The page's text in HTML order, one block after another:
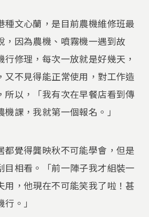
種文心蘭，是目前農機維修班最
，因為農機、噴霧機一遇到故
行修理，每次一放就是好幾天，
又不見得能正常使用，對工作造
所以，「我有次在早餐店看到傳
課，我就第一個報名。」
都覺得龔映秋不可能學會，但是
目相看。「前一陣子我才組裝一
用，他現在不可能笑我了啦！甚
。」